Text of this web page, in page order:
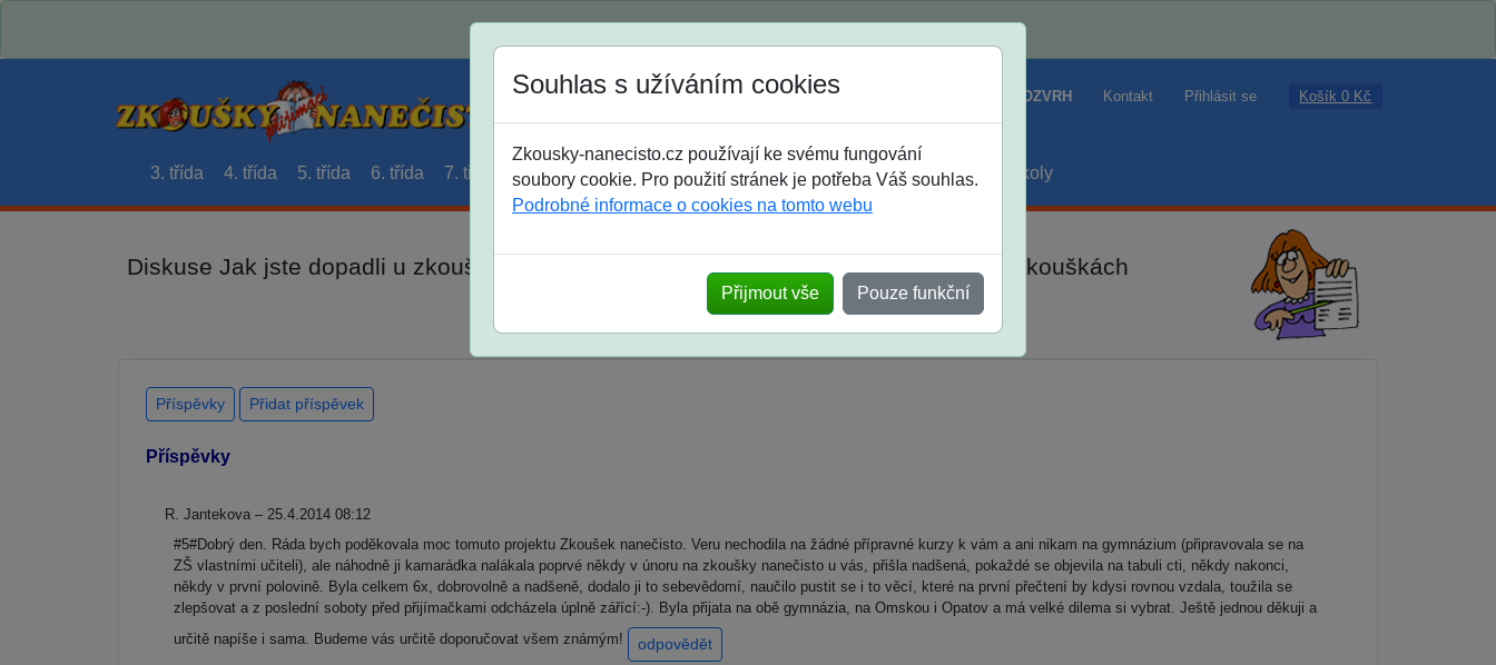
Jak si vybrat ROZVRH Kontakt Přihlásit se Košík 0 Kč
3. třída 4. třída 5. třída 6. třída 7. třída 8. třída 9. třída střední maturanti soutěže prázdniny školy
Diskuse Jak jste dopadli u zkoušek na SŠ? Vaše ohlasy po skutečných přijímacích zkouškách
Souhlas s užíváním cookies
Zkousky-nanecisto.cz používají ke svému fungování
soubory cookie. Pro použití stránek je potřeba Váš souhlas.
Podrobné informace o cookies na tomto webu
Přijmout vše Pouze funkční
Příspěvky Přidat příspěvek
Příspěvky
R. Jantekova – 25.4.2014 08:12
#5#Dobrý den. Ráda bych poděkovala moc tomuto projektu Zkoušek nanečisto. Veru nechodila na žádné přípravné kurzy k vám a ani nikam na gymnázium (připravovala se na
ZŠ vlastními učiteli), ale náhodně ji kamarádka nalákala poprvé někdy v únoru na zkoušky nanečisto u vás, přišla nadšená, pokaždé se objevila na tabuli cti, někdy nakonci,
někdy v první polovině. Byla celkem 6x, dobrovolně a nadšeně, dodalo ji to sebevědomí, naučilo pustit se i to věcí, které na první přečtení by kdysi rovnou vzdala, toužila se
zlepšovat a z poslední soboty před přijímačkami odcházela úplně zářící:-). Byla přijata na obě gymnázia, na Omskou i Opatov a má velké dilema si vybrat. Ještě jednou děkuji a
určitě napíše i sama. Budeme vás určitě doporučovat všem známým!
odpovědět